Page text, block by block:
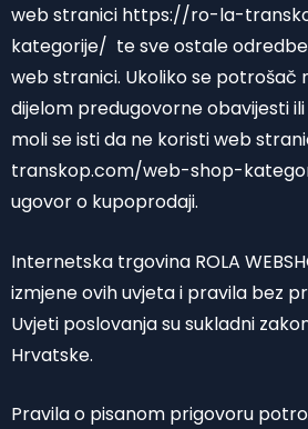
web stranici https://ro-la-
kategorije/ te sve ostale
web stranici. Ukoliko se potrošač
dijelom predugovorne obavijesti
moli se isti da ne koristi web
transkop.com/web-shop-
ugovor o kupoprodaji.
Internetska trgovina ROLA
izmjene ovih uvjeta i pravila bez
Uvjeti poslovanja su sukladni
Hrvatske.
Pravila o pisanom prigovoru